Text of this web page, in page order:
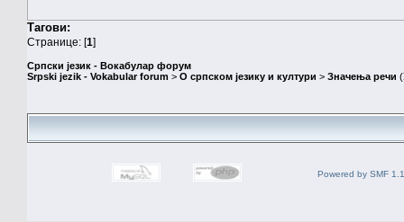
Тагови:
Странице: [1]
Српски језик - Вокабулар форум
Srpski jezik - Vokabular forum > О српском језику и култури > Значења речи
Powered by SMF